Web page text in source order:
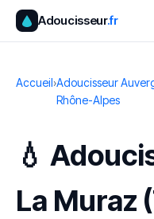
Adoucisseur.fr
Accueil›Adoucisseur
Rhône-Alpes
💧
La Muraz